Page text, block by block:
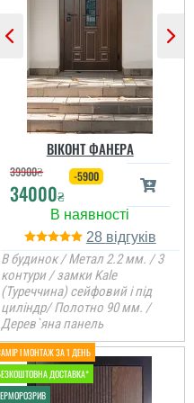
Анжела
3-4 дні і двері вже були
встановлені, причому
так акуратно все
зробили, що в середині
не потрібно робити
відкосів. Фото нище
додаю....
Якість продукту
відмінна, дуже
задоволені вибором
дверей. Якість
відчувається відразу з
першого погляду.
читати всі відгуки
ВІКОНТ ФАНЕРА
39900₴
34000₴
-5900
28
В будинок / Метал 2.2 мм. / 3
контури / замки Kale
(Туреччина) сейфовий і під
циліндр/ Полотно 90 мм. /
Дерев`яна панель